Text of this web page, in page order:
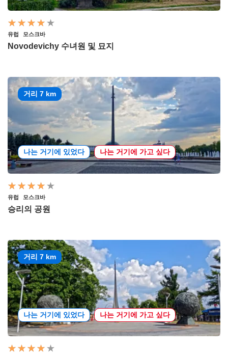
유럽 모스크바
Novodevichy 수녀원 및 묘지
거리 7 km
나는 거기에 있었다 나는 거기에 가고 싶다
유럽 모스크바
승리의 공원
거리 7 km
나는 거기에 있었다 나는 거기에 가고 싶다